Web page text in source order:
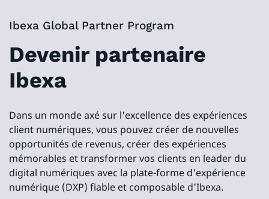
Ibexa Global Partner Program
Devenir partenaire
Ibexa
Dans un monde axé sur l'excellence des expériences
client numériques, vous pouvez créer de nouvelles
opportunités de revenus, créer des expériences
mémorables et transformer vos clients en leader du
digital numériques avec la plate-forme d'expérience
numérique (DXP) fiable et composable d'Ibexa.